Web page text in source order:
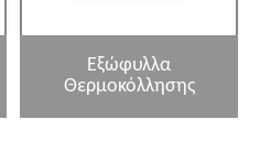
Εξώφυλλα
Θερμοκόλλησης